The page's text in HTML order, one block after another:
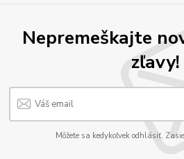
Nepremeškajte
zľavy!
Môžete sa kedykoľvek odhlásiť.